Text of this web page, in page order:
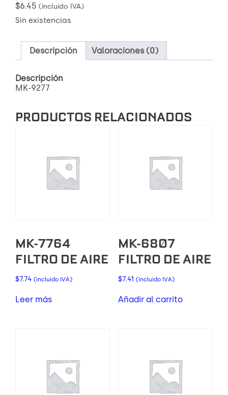
$6.45 (incluido IVA)
Sin existencias
Descripción Valoraciones (0)
Descripción
MK-9277
PRODUCTOS RELACIONADOS
MK-7764
FILTRO DE AIRE
$7.74 (incluido IVA)
Leer más
MK-6807
FILTRO DE AIRE
$7.41 (incluido IVA)
Añadir al carrito